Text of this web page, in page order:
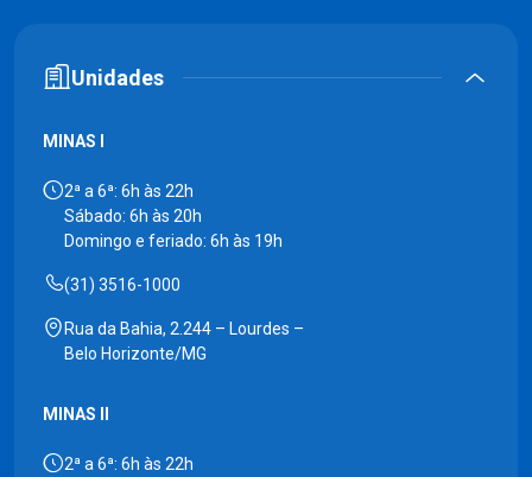
Unidades
MINAS I
2ª a 6ª: 6h às 22h
Sábado: 6h às 20h
Domingo e feriado: 6h às 19h
(31) 3516-1000
Rua da Bahia, 2.244 – Lourdes –
Belo Horizonte/MG
MINAS II
2ª a 6ª: 6h às 22h